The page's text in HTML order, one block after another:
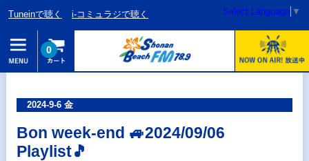
Tuneinで聴く i-コミュラジで聴く Select Language ▼
0
2024-9-6 金
Bon week-end 🚙2024/09/06
Playlist🎵